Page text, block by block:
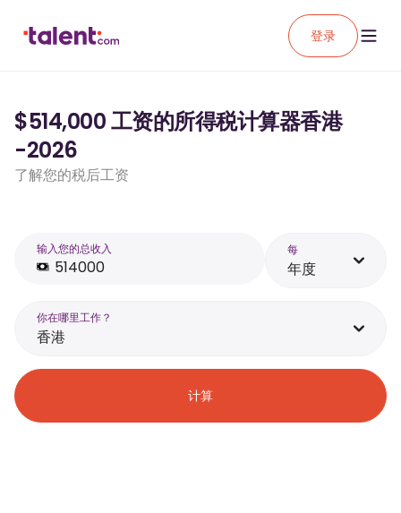
登录
$514,000 工资的所得税计算器香港
-2026
了解您的税后工资
输入您的总收入 每
年度
你在哪里工作？
香港
计算